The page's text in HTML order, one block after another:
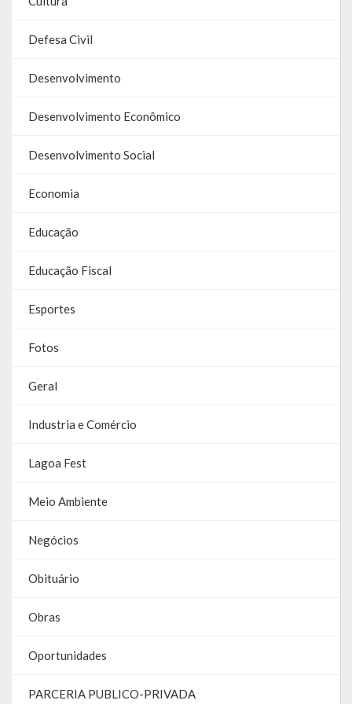
Galeria de Fotos
Vídeos
Programas
Publicações
Covid 19
Planos
Relatório Anual de Gestão
Editais de Concursos/Processos Seletivos
Editais de Licitações
LicitaCon Cidadão
Defesa Civil
Desenvolvimento
Desenvolvimento Econômico
Desenvolvimento Social
Economia
Educação
Educação Fiscal
Esportes
Fotos
Geral
Industria e Comércio
Lagoa Fest
Meio Ambiente
Negócios
Obituário
Obras
Oportunidades
PARCERIA PUBLICO-PRIVADA